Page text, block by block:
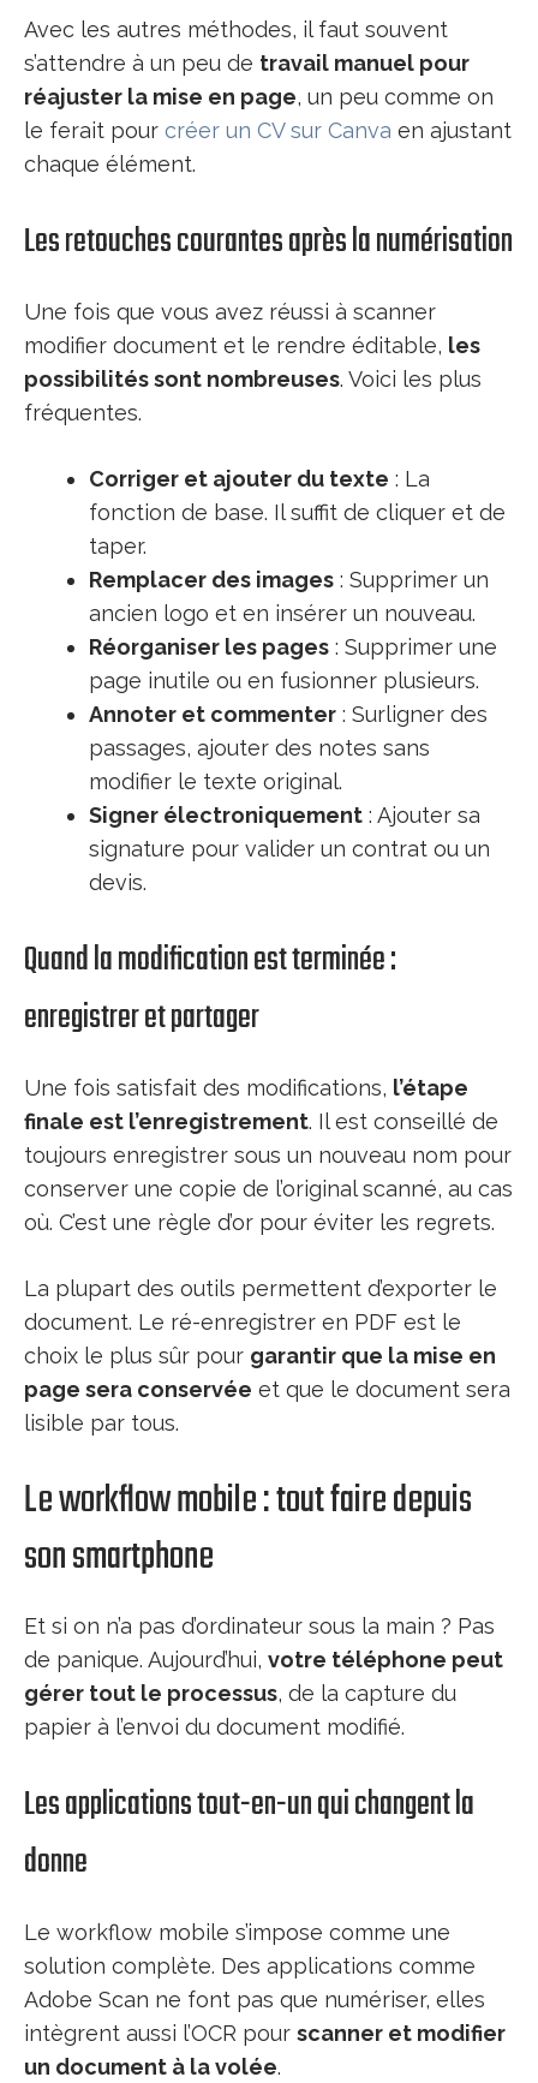
Avec les autres méthodes, il faut souvent
s’attendre à un peu de travail manuel pour
réajuster la mise en page, un peu comme on
le ferait pour créer un CV sur Canva en ajustant
chaque élément.
Les retouches courantes après la numérisation
Une fois que vous avez réussi à scanner
modifier document et le rendre éditable, les
possibilités sont nombreuses. Voici les plus
fréquentes.
Corriger et ajouter du texte : La
fonction de base. Il suffit de cliquer et de
taper.
Remplacer des images : Supprimer un
ancien logo et en insérer un nouveau.
Réorganiser les pages : Supprimer une
page inutile ou en fusionner plusieurs.
Annoter et commenter : Surligner des
passages, ajouter des notes sans
modifier le texte original.
Signer électroniquement : Ajouter sa
signature pour valider un contrat ou un
devis.
Quand la modification est terminée :
enregistrer et partager
Une fois satisfait des modifications, l’étape
finale est l’enregistrement. Il est conseillé de
toujours enregistrer sous un nouveau nom pour
conserver une copie de l’original scanné, au cas
où. C’est une règle d’or pour éviter les regrets.
La plupart des outils permettent d’exporter le
document. Le ré-enregistrer en PDF est le
choix le plus sûr pour garantir que la mise en
page sera conservée et que le document sera
lisible par tous.
Le workflow mobile : tout faire depuis
son smartphone
Et si on n’a pas d’ordinateur sous la main ? Pas
de panique. Aujourd’hui, votre téléphone peut
gérer tout le processus, de la capture du
papier à l’envoi du document modifié.
Les applications tout-en-un qui changent la
donne
Le workflow mobile s’impose comme une
solution complète. Des applications comme
Adobe Scan ne font pas que numériser, elles
intègrent aussi l’OCR pour scanner et modifier
un document à la volée.